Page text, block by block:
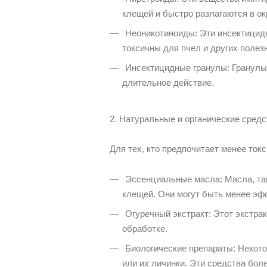
клещей и быстро разлагаются в
Неоникотиноиды: Эти
токсичны для пчел и других
Инсектицидные гранулы:
длительное действие.
2. Натуральные и органические
Для тех, кто предпочитает менее
Эссенциальные масла: Масла,
клещей. Они могут быть менее
Огуречный экстракт: Этот
обработке.
Биологические препараты:
или их личинки. Эти средства